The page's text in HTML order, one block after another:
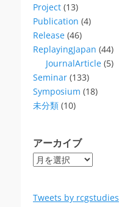
Project (13)
Publication (4)
Release (46)
ReplayingJapan (44)
JournalArticle (5)
Seminar (133)
Symposium (18)
未分類 (10)
アーカイブ
ア
イ
Tweets by rcgstudies